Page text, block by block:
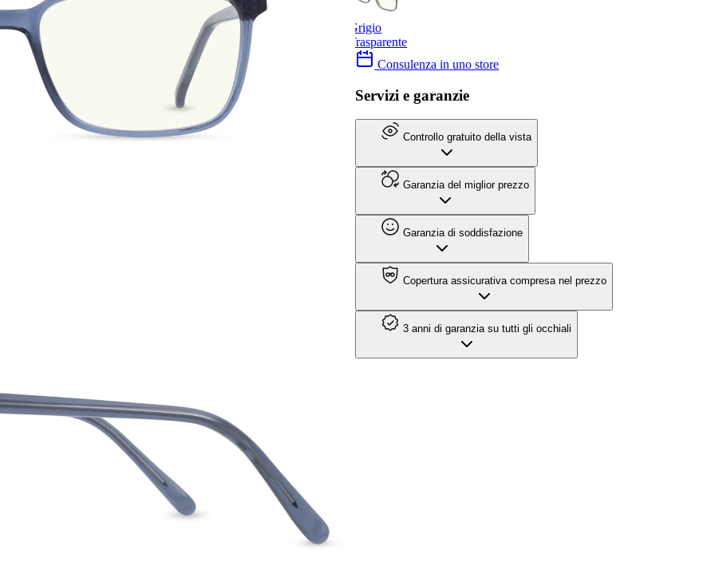
Grigio
Trasparente
Consulenza in uno store
Servizi e garanzie
Controllo gratuito della vista
Garanzia del miglior prezzo
Garanzia di soddisfazione
Copertura assicurativa compresa nel prezzo
3 anni di garanzia su tutti gli occhiali